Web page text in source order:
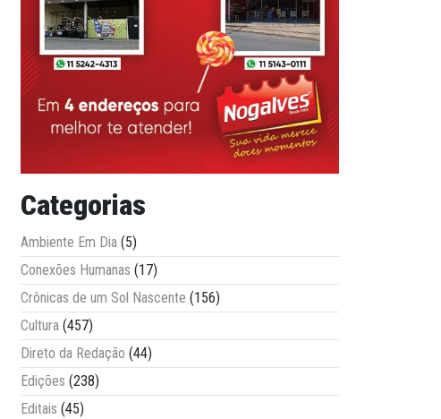
Categorias
Ambiente Em Dia (5)
Conexões Humanas (17)
Crônicas de um Sol Nascente (156)
Cultura (457)
Direto da Redação (44)
Edições (238)
Editais (45)